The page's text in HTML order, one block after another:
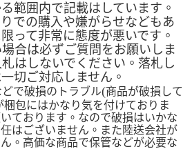
範囲内で記載はしています。
での購入や嫌がらせなどもあ
って非常に態度が悪いです。
合は必ずご質問をお願いしま
はしないでください。落札し
切ご対応しません。
で破損のトラブル(商品が破損して
梱包にはかなり気を付けておりま
ております。なので破損はいかな
はございません。また陸送会社が
。高価な商品で保管などが必要な